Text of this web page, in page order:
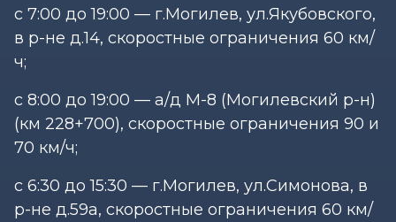
с 7:00 до 19:00 — г.Могилев, ул.Якубовского,
в р-не д.14, скоростные ограничения 60 км/
ч;
с 8:00 до 19:00 — а/д М-8 (Могилевский р-н)
(км 228+700), скоростные ограничения 90 и
70 км/ч;
с 6:30 до 15:30 — г.Могилев, ул.Симонова, в
р-не д.59а, скоростные ограничения 60 км/